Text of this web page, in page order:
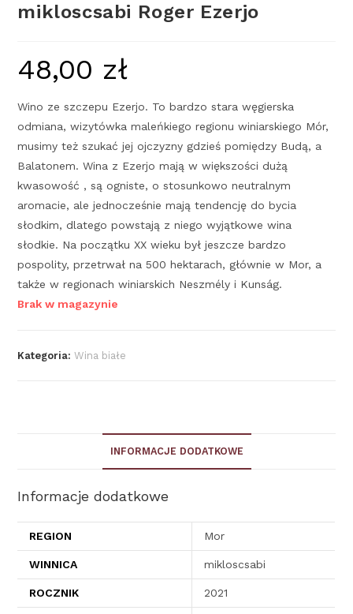
mikloscsabi Roger Ezerjo
48,00 zł
Wino ze szczepu Ezerjo. To bardzo stara węgierska
odmiana, wizytówka maleńkiego regionu winiarskiego Mór,
musimy też szukać jej ojczyzny gdzieś pomiędzy Budą, a
Balatonem. Wina z Ezerjo mają w większości dużą
kwasowość , są ogniste, o stosunkowo neutralnym
aromacie, ale jednocześnie mają tendencję do bycia
słodkim, dlatego powstają z niego wyjątkowe wina
słodkie. Na początku XX wieku był jeszcze bardzo
pospolity, przetrwał na 500 hektarach, głównie w Mor, a
także w regionach winiarskich Neszmély i Kunság.
Brak w magazynie
Kategoria:Wina białe
INFORMACJE DODATKOWE
Informacje dodatkowe
REGION Mor
WINNICA mikloscsabi
ROCZNIK 2021